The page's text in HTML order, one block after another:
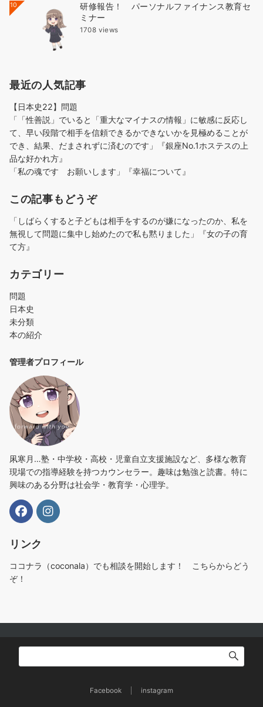
10
研修報告！ パーソナルファイナンス教育セ
ミナー
1708 views
最近の人気記事
【日本史22】問題
「「性善説」でいると「重大なマイナスの情報」に敏感に反応し
て、早い段階で相手を信頼できるかできないかを見極めることが
でき、結果、だまされずに済むのです」『銀座No.1ホステスの上
品な好かれ方』
「私の魂です お願いします」『幸福について』
この記事もどうぞ
「しばらくすると子どもは相手をするのが嫌になったのか、私を
無視して問題に集中し始めたので私も黙りました」『女の子の育
て方』
カテゴリー
問題
日本史
未分類
本の紹介
管理者プロフィール
凩寒月…塾・中学校・高校・児童自立支援施設など、多様な教育
現場での指導経験を持つカウンセラー。趣味は勉強と読書。特に
興味のある分野は社会学・教育学・心理学。
リンク
ココナラ（coconala）でも相談を開始します！ こちらからどう
ぞ！
Facebook instagram